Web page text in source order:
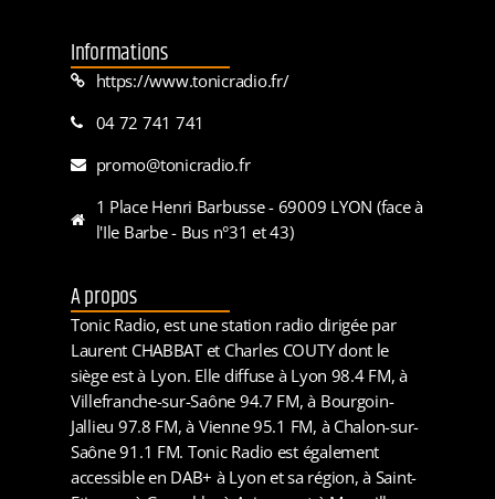
Informations
https://www.tonicradio.fr/
04 72 741 741
promo@tonicradio.fr
1 Place Henri Barbusse - 69009 LYON (face à
l'Ile Barbe - Bus n°31 et 43)
A propos
Tonic Radio, est une station radio dirigée par
Laurent CHABBAT et Charles COUTY dont le
siège est à Lyon. Elle diffuse à Lyon 98.4 FM, à
Villefranche-sur-Saône 94.7 FM, à Bourgoin-
Jallieu 97.8 FM, à Vienne 95.1 FM, à Chalon-sur-
Saône 91.1 FM. Tonic Radio est également
accessible en DAB+ à Lyon et sa région, à Saint-